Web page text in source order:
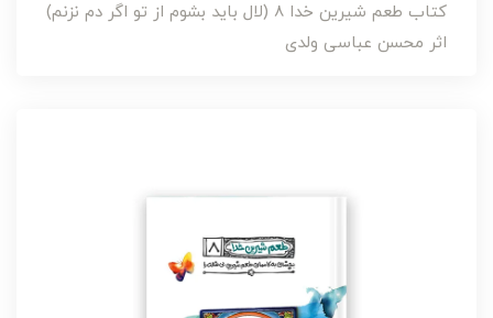
کتاب طعم شیرین خدا 8 (لال باید بشوم از تو اگر دم نزنم)
اثر محسن عباسی ولدی